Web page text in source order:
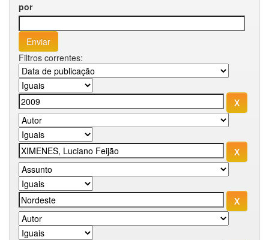
por
Filtros correntes: